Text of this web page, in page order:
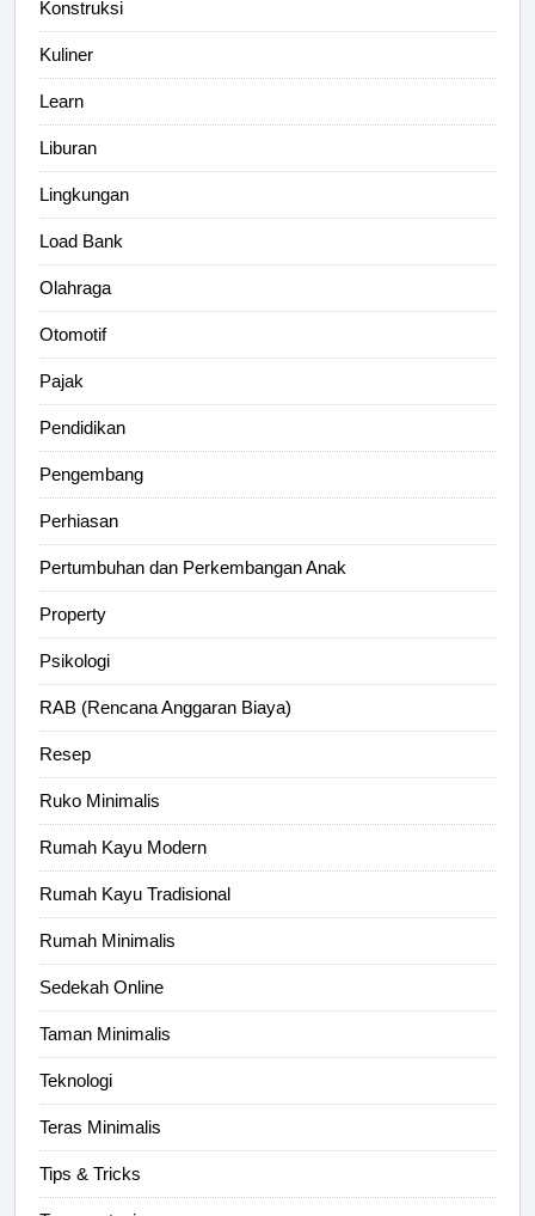
Konstruksi
Kuliner
Learn
Liburan
Lingkungan
Load Bank
Olahraga
Otomotif
Pajak
Pendidikan
Pengembang
Perhiasan
Pertumbuhan dan Perkembangan Anak
Property
Psikologi
RAB (Rencana Anggaran Biaya)
Resep
Ruko Minimalis
Rumah Kayu Modern
Rumah Kayu Tradisional
Rumah Minimalis
Sedekah Online
Taman Minimalis
Teknologi
Teras Minimalis
Tips & Tricks